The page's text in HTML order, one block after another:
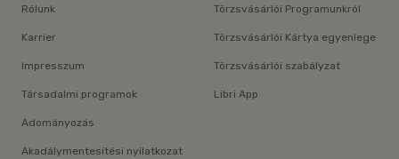
Rólunk
Karrier
Impresszum
Társadalmi programok
Adományozás
Akadálymentesítési nyilatkozat
Törzsvásárlói Programunkról
Törzsvásárlói Kártya egyenlege
Törzsvásárlói szabályzat
Libri App